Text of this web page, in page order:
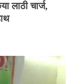
लाठी चार्ज,